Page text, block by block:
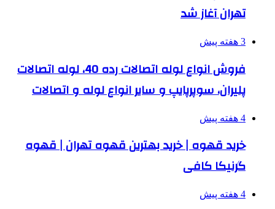
تهران آغاز شد
3 هفته پیش
فروش انواع لوله اتصالات رده 40، لوله اتصالات
پلیران، سوپرپایپ و سایر انواع لوله و اتصالات
4 هفته پیش
خرید قهوه | خرید بهترین قهوه تهران | قهوه
گرنیکا کافی
4 هفته پیش